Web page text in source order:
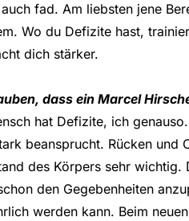
auch fad. Am liebsten jene
Wo du Defizite hast,
dich stärker.
dass ein Marcel
hat Defizite, ich
beansprucht. Rücken
des Körpers sehr
den Gegebenheiten
werden kann. Beim